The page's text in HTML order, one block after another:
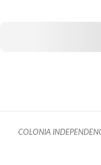
COLONIA